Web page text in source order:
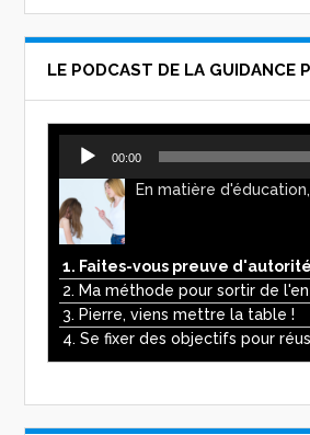
LE PODCAST DE LA GUIDANCE
Lecteur
audio
00:00
3. Pierre, viens mettre la table !
4. Se fixer des objectifs pour